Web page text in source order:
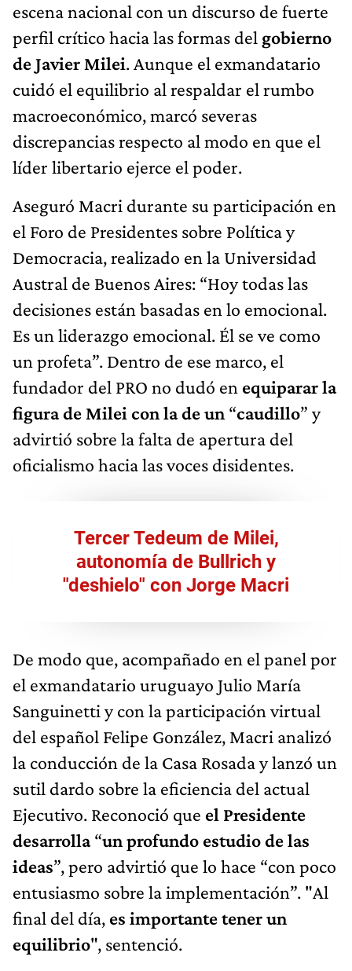
escena nacional con un discurso de fuerte
perfil crítico hacia las formas del gobierno
de Javier Milei. Aunque el exmandatario
cuidó el equilibrio al respaldar el rumbo
macroeconómico, marcó severas
discrepancias respecto al modo en que el
líder libertario ejerce el poder.
Aseguró Macri durante su participación en
el Foro de Presidentes sobre Política y
Democracia, realizado en la Universidad
Austral de Buenos Aires: “Hoy todas las
decisiones están basadas en lo emocional.
Es un liderazgo emocional. Él se ve como
un profeta”. Dentro de ese marco, el
fundador del PRO no dudó en equiparar la
figura de Milei con la de un “caudillo” y
advirtió sobre la falta de apertura del
oficialismo hacia las voces disidentes.
Tercer Tedeum de Milei,
autonomía de Bullrich y
"deshielo" con Jorge Macri
De modo que, acompañado en el panel por
el exmandatario uruguayo Julio María
Sanguinetti y con la participación virtual
del español Felipe González, Macri analizó
la conducción de la Casa Rosada y lanzó un
sutil dardo sobre la eficiencia del actual
Ejecutivo. Reconoció que el Presidente
desarrolla“un profundo estudio de las
ideas”, pero advirtió que lo hace “con poco
entusiasmo sobre la implementación”. "Al
final del día, es importante tener un
equilibrio", sentenció.